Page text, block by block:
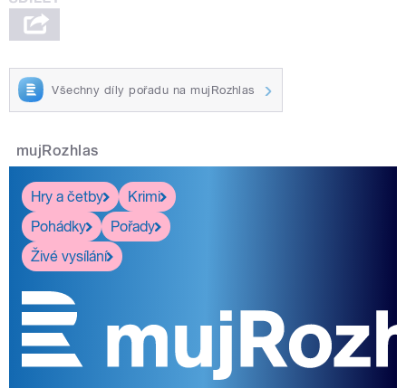
Všechny díly pořadu na mujRozhlas
mujRozhlas
Hry a četby
Krimi
Pohádky
Pořady
Živé vysílání